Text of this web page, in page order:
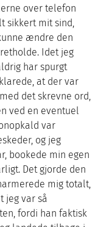
over telefon
sikkert mit sind,
ændre den
Idet jeg
har spurgt
at der var
det skrevne ord,
ved en eventuel
var
og jeg
bookede min egen
Det gjorde den
mig totalt,
jeg var så
fordi han faktisk